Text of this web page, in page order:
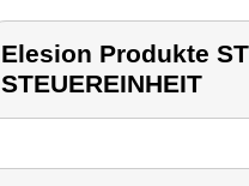
Elesion Produkte
STEUEREINHEIT